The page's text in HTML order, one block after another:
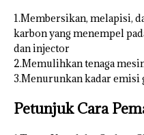
1.Membersikan, melapisi,
karbon yang menempel
dan injector
2.Memulihkan tenaga
3.Menurunkan kadar emisi
Petunjuk Cara